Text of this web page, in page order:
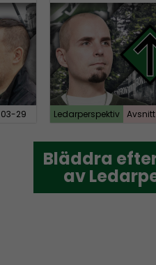
29 Ledarperspektiv Avsnitt
Bläddra
av
Bläddra
av